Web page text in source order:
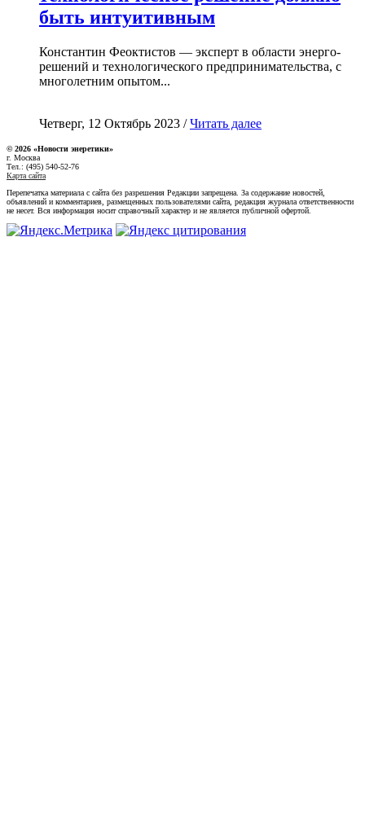
быть интуитивным
Константин Феоктистов — эксперт в области энерго-
решений и технологического предпринимательства, с
многолетним опытом...
Четверг, 12 Октябрь 2023 /Читать далее
© 2026 «Новости энеретики»
г. Москва
Тел.: (495) 540-52-76
Карта сайта
Перепечатка материала с сайта без разрешения Редакции запрещена. За содержание новостей,
объявлений и комментариев, размещенных пользователями сайта, редакция журнала ответственности
не несет. Вся информация носит справочный характер и не является публичной офертой.